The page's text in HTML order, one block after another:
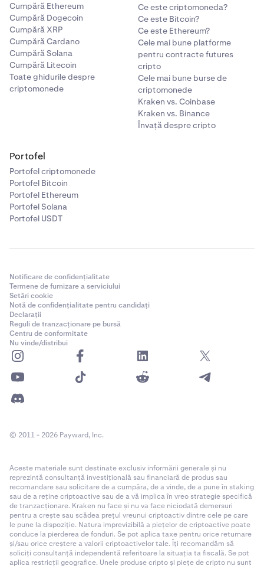
Cumpără Ethereum
Cumpără Dogecoin
Cumpără XRP
Cumpără Cardano
Cumpără Solana
Cumpără Litecoin
Toate ghidurile despre
criptomonede
Ce este criptomoneda?
Ce este Bitcoin?
Ce este Ethereum?
Cele mai bune platforme
pentru contracte futures
cripto
Cele mai bune burse de
criptomonede
Kraken vs. Coinbase
Kraken vs. Binance
Învață despre cripto
Portofel
Portofel criptomonede
Portofel Bitcoin
Portofel Ethereum
Portofel Solana
Portofel USDT
Notificare de confidențialitate
Termene de furnizare a serviciului
Setări cookie
Notă de confidențialitate pentru candidați
Declarații
Reguli de tranzacționare pe bursă
Centru de conformitate
Nu vinde/distribui
© 2011 - 2026 Payward, Inc.
Aceste materiale sunt destinate exclusiv informării generale și nu
reprezintă consultanță investițională sau financiară de produs sau
recomandare sau solicitare de a cumpăra, de a vinde, de a pune în staking
sau de a reține criptoactive sau de a vă implica în vreo strategie specifică
de tranzacționare. Kraken nu face și nu va face niciodată demersuri
pentru a crește sau scădea prețul vreunui criptoactiv dintre cele pe care
le pune la dispoziție. Natura imprevizibilă a piețelor de criptoactive poate
conduce la pierderea de fonduri. Se pot aplica taxe pentru orice returnare
și/sau orice creștere a valorii criptoactivelor tale. Îți recomandăm să
soliciți consultanță independentă referitoare la situația ta fiscală. Se pot
aplica restricții geografice. Unele produse cripto și piețe de cripto nu sunt